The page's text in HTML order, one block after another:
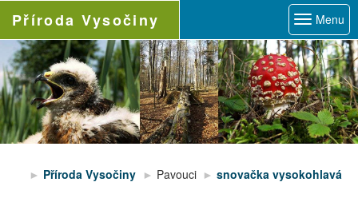
Příroda Vysočiny Menu
Příroda Vysočiny Pavouci snovačka vysokohlavá